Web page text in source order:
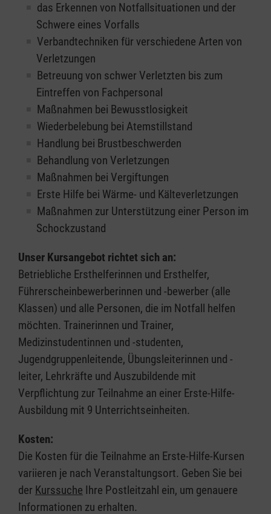
das Erkennen von Notfallsituationen und der
Schwere eines Vorfalls
Verbandtechniken für verschiedene Arten von
Verletzungen
Betreuung von schwer Verletzten bis zum
Eintreffen von Fachpersonal
Maßnahmen bei Bewusstlosigkeit
Wiederbelebung bei Atemstillstand
Handlung bei Brustbeschwerden
Behandlung von Verletzungen
Maßnahmen bei Vergiftungen
Erste Hilfe bei Wärme- und Kälteverletzungen
Maßnahmen zur Unterstützung einer Person im
Schockzustand
Unser Kursangebot richtet sich an:
Betriebliche Ersthelferinnen und Ersthelfer,
Führerscheinbewerberinnen und -bewerber (alle
Klassen) und alle Personen, die im Notfall helfen
möchten. Trainerinnen und Trainer,
Medizinstudentinnen und -studenten,
Jugendgruppenleitende, Übungsleiterinnen und -
leiter, Lehrkräfte und Auszubildende mit
Verpflichtung zur Teilnahme an einer Erste-Hilfe-
Ausbildung mit 9 Unterrichtseinheiten.
Kosten:
Die Kosten für die Teilnahme an Erste-Hilfe-Kursen
variieren je nach Veranstaltungsort. Geben Sie bei
der Kurssuche Ihre Postleitzahl ein, um genauere
Informationen zu erhalten.